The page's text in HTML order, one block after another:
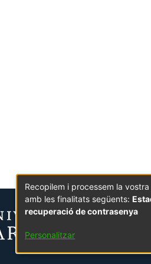
Recopilem i processem la
amb les finalitats següents:
recuperació de contrasenya
Personalitzar